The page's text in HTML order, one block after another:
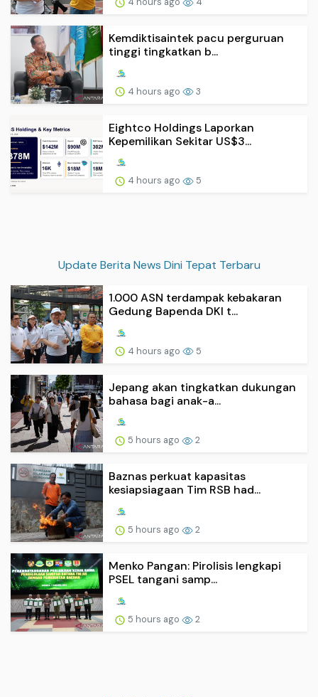
Kemdiktisaintek pacu perguruan
tinggi tingkatkan b...
4 hours ago 3
Eightco Holdings Laporkan
Kepemilikan Sekitar US$3...
4 hours ago 5
Update Berita News Dini Tepat Terbaru
1.000 ASN terdampak kebakaran
Gedung Bapenda DKI t...
4 hours ago 5
Jepang akan tingkatkan dukungan
bahasa bagi anak-a...
5 hours ago 2
Baznas perkuat kapasitas
kesiapsiagaan Tim RSB had...
5 hours ago 2
Menko Pangan: Pirolisis lengkapi
PSEL tangani samp...
5 hours ago 2